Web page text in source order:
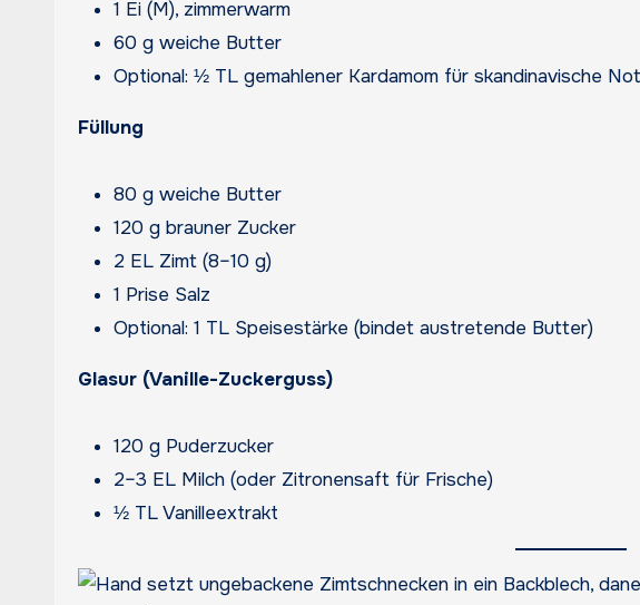
1 Ei (M), zimmerwarm
60 g weiche Butter
Optional: ½ TL gemahlener Kardamom für skandinavische
Füllung
80 g weiche Butter
120 g brauner Zucker
2 EL Zimt (8–10 g)
1 Prise Salz
Optional: 1 TL Speisestärke (bindet austretende Butter)
Glasur (Vanille-Zuckerguss)
120 g Puderzucker
2–3 EL Milch (oder Zitronensaft für Frische)
½ TL Vanilleextrakt